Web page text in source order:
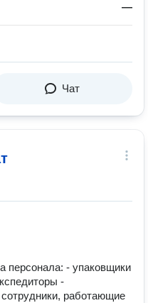
—
Чат
персонала: - упаковщики
-
работающие